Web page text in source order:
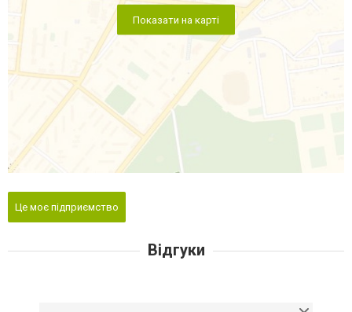
Показати на карті
Це моє підприємство
Відгуки